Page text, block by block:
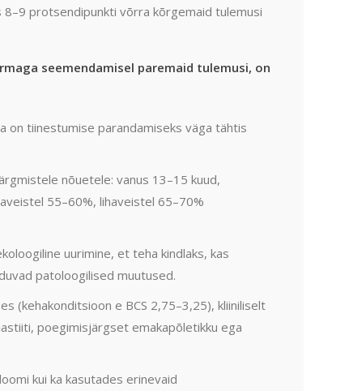
protsendipunkti võrra kõrgemaid tulemusi
seemendamisel paremaid tulemusi, on
on tiinestumise parandamiseks väga tähtis
nõuetele: vanus 13–15 kuud,
55–60%, lihaveistel 65–70%
uurimine, et teha kindlaks, kas
patoloogilised muutused.
(kehakonditsioon e BCS 2,75–3,25), kliiniliselt
poegimisjärgset emakapõletikku ega
kui ka kasutades erinevaid